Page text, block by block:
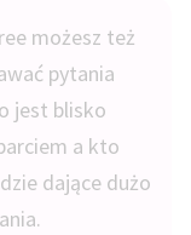
możesz też
pytania
jest blisko
a kto
dające dużo